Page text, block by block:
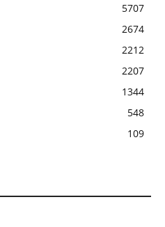
5707
2674
2212
2207
1344
548
109